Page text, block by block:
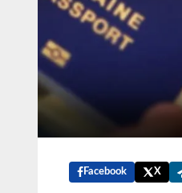
Facebook X